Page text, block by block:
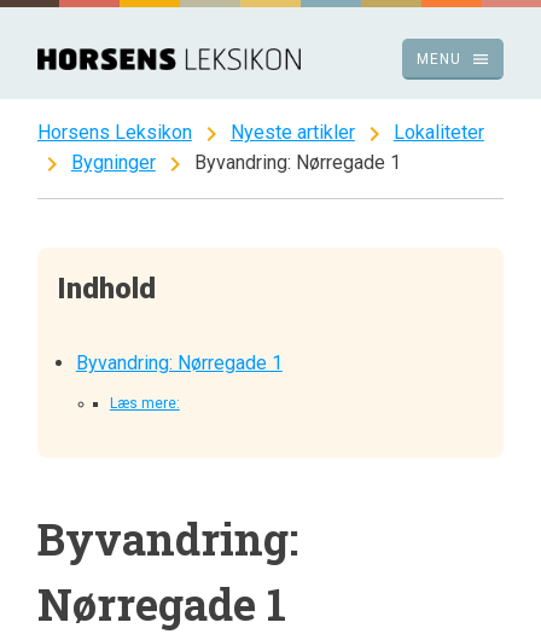
Spring
indhold
menu
MENU
Horsens Leksikon chevron_right Nyeste artikler chevron_right Lokaliteter
chevron_right Bygninger chevron_right Byvandring: Nørregade 1
Indhold
Byvandring: Nørregade 1
Læs mere:
Byvandring:
Nørregade 1